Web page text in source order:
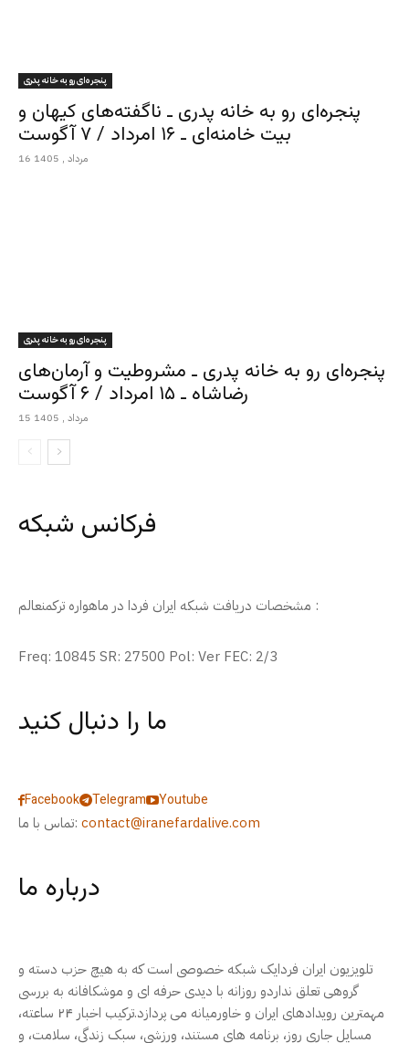
پنجره‌ای رو به خانه پدری
پنجره‌ای رو به خانه پدری ـ ناگفته‌های کیهان و
بیت خامنه‌ای ـ ۱۶ امرداد / ۷ آگوست
16 مرداد , 1405
پنجره‌ای رو به خانه پدری
پنجره‌ای رو به خانه پدری ـ مشروطیت و آرمان‌های
رضاشاه ـ ۱۵ امرداد / ۶ آگوست
15 مرداد , 1405
فرکانس شبکه
مشخصات دریافت شبکه ایران فردا در ماهواره ترکمنعالم :
Freq: 10845 SR: 27500 Pol: Ver FEC: 2/3
ما را دنبال کنید
Facebook Telegram
Youtube
تماس با ما: contact@iranefardalive.com
درباره ما
تلویزیون ایران فردایک شبکه خصوصی است که به هیچ حزب دسته و
گروهی تعلق نداردو روزانه با دیدی حرفه ای و موشکافانه به بررسی
مهمترین رویدادهای ایران و خاورمیانه می پردازد.ترکیب اخبار ۲۴ ساعته،
مسایل جاری روز، برنامه های مستند، ورزشی، سبک زندگی، سلامت، و